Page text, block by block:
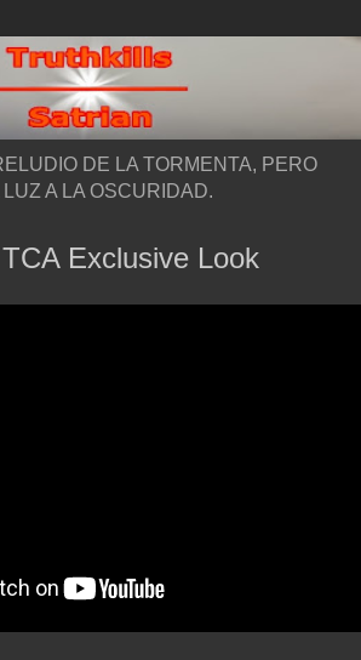
DE LA TORMENTA, PERO
A LA OSCURIDAD.
Exclusive Look